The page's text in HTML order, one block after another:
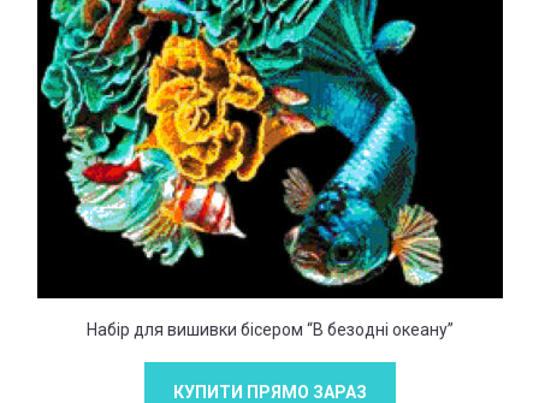
Набір для вишивки бісером “В безодні океану”
КУПИТИ ПРЯМО ЗАРАЗ